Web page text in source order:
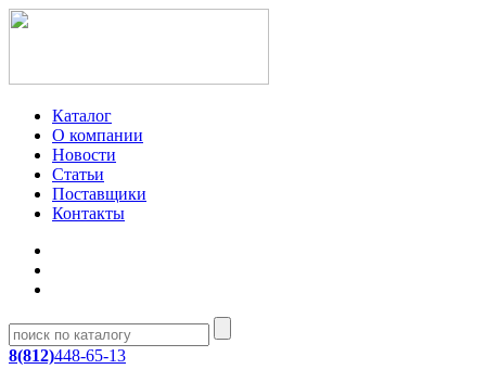
Каталог
О компании
Новости
Статьи
Поставщики
Контакты
8(812)448-65-13